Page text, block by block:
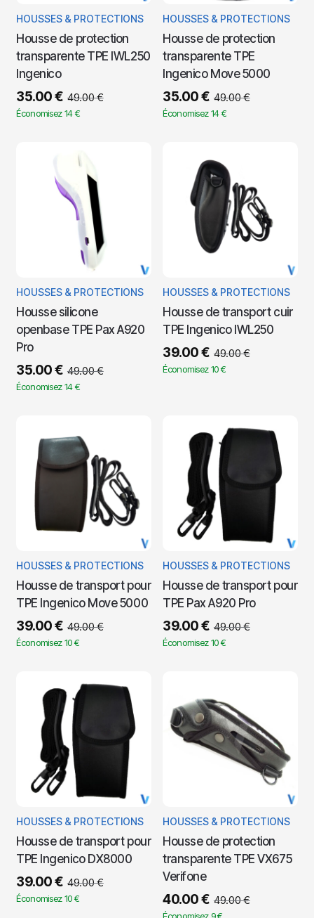
HOUSSES & PROTECTIONS
Housse de protection
transparente TPE IWL250
Ingenico
35.00€ 49.00€
Économisez 14 €
HOUSSES & PROTECTIONS
Housse de protection
transparente TPE
Ingenico Move 5000
35.00€ 49.00€
Économisez 14 €
HOUSSES & PROTECTIONS
Housse silicone
openbase TPE Pax A920
Pro
35.00€ 49.00€
Économisez 14 €
HOUSSES & PROTECTIONS
Housse de transport cuir
TPE Ingenico IWL250
39.00€ 49.00€
Économisez 10 €
HOUSSES & PROTECTIONS
Housse de transport pour
TPE Ingenico Move 5000
39.00€ 49.00€
Économisez 10 €
HOUSSES & PROTECTIONS
Housse de transport pour
TPE Pax A920 Pro
39.00€ 49.00€
Économisez 10 €
HOUSSES & PROTECTIONS
Housse de transport pour
TPE Ingenico DX8000
39.00€ 49.00€
Économisez 10 €
HOUSSES & PROTECTIONS
Housse de protection
transparente TPE VX675
Verifone
40.00€ 49.00€